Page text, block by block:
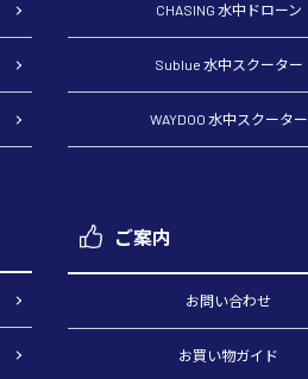
CHASING 水中ドローン
Sublue 水中スクーター
WAYDOO 水中スクーター
ご案内
お問い合わせ
お買い物ガイド